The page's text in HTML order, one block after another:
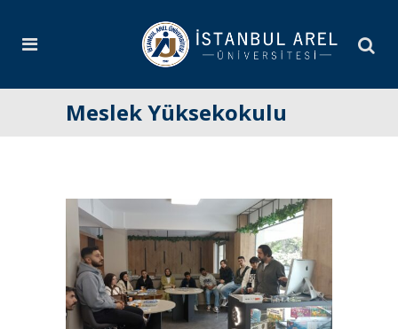
Meslek Yüksekokulu